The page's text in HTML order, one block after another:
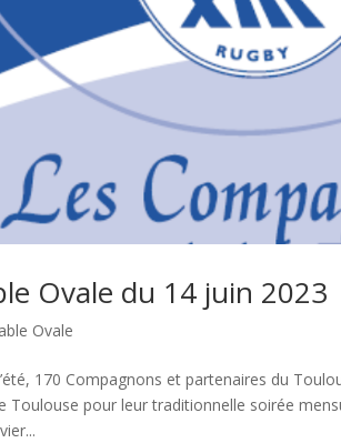
Ovale du 14 juin 2023
Ovale
170 Compagnons et partenaires du
Toulouse pour leur traditionnelle soirée